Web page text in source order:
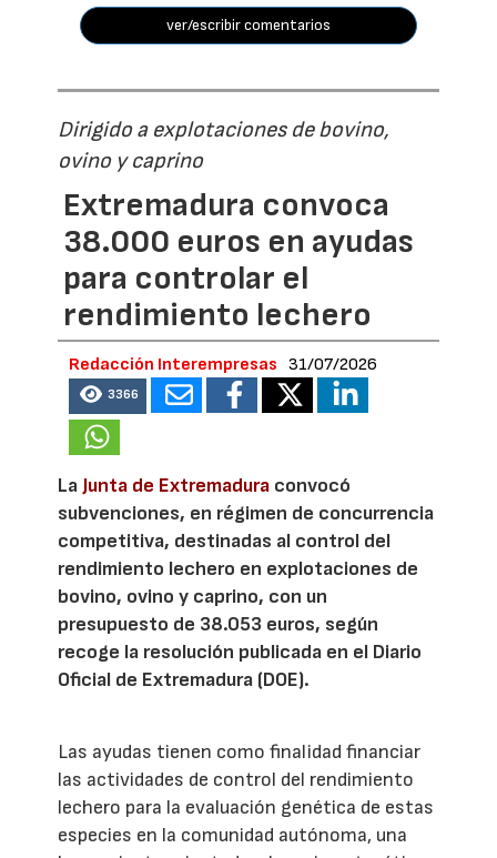
ver/escribir comentarios
Dirigido a explotaciones de bovino,
ovino y caprino
Extremadura convoca
38.000 euros en ayudas
para controlar el
rendimiento lechero
Redacción Interempresas 31/07/2026
3366
LaJunta de Extremadura convocó
subvenciones, en régimen de concurrencia
competitiva, destinadas al control del
rendimiento lechero en explotaciones de
bovino, ovino y caprino, con un
presupuesto de 38.053 euros, según
recoge la resolución publicada en el Diario
Oficial de Extremadura (DOE).
Las ayudas tienen como finalidad financiar
las actividades de control del rendimiento
lechero para la evaluación genética de estas
especies en la comunidad autónoma, una